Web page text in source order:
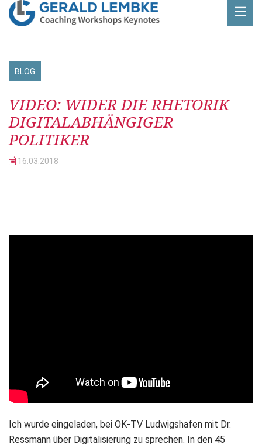
BLOG
VIDEO: WIDER DIE RHETORIK
DIGITALABHÄNGIGER
POLITIKER
16.03. 2018
Ich wurde eingeladen, bei OK-TV Ludwigshafen mit Dr.
Ressmann über Digitalisierung zu sprechen. In den 45